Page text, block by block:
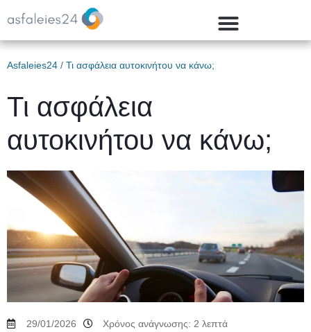
Asfaleies24 / Τι ασφάλεια αυτοκινήτου να κάνω;
Τι ασφάλεια
αυτοκινήτου να κάνω;
29/01/2026 Χρόνος ανάγνωσης: 2 λεπτά